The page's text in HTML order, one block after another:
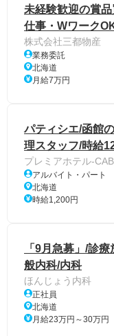
未経験歓迎の賞
仕事・Wワーク
株式会社三都物産
業務委託
北海道
月給7万円
パティシエ/函館
理スタッフ/時給
プレミアホテル-
アルバイト・パート
北海道
時給1,200円
「9月急募」/診
般内科/内科
ほんじょう内科
正社員
北海道
月給23万円～30万円